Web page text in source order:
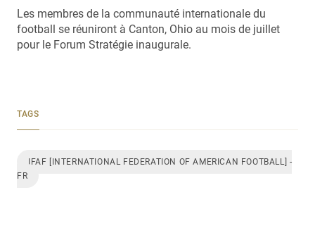
Les membres de la communauté internationale du
football se réuniront à Canton, Ohio au mois de juillet
pour le Forum Stratégie inaugurale.
TAGS
IFAF [INTERNATIONAL FEDERATION OF AMERICAN FOOTBALL] -
FR